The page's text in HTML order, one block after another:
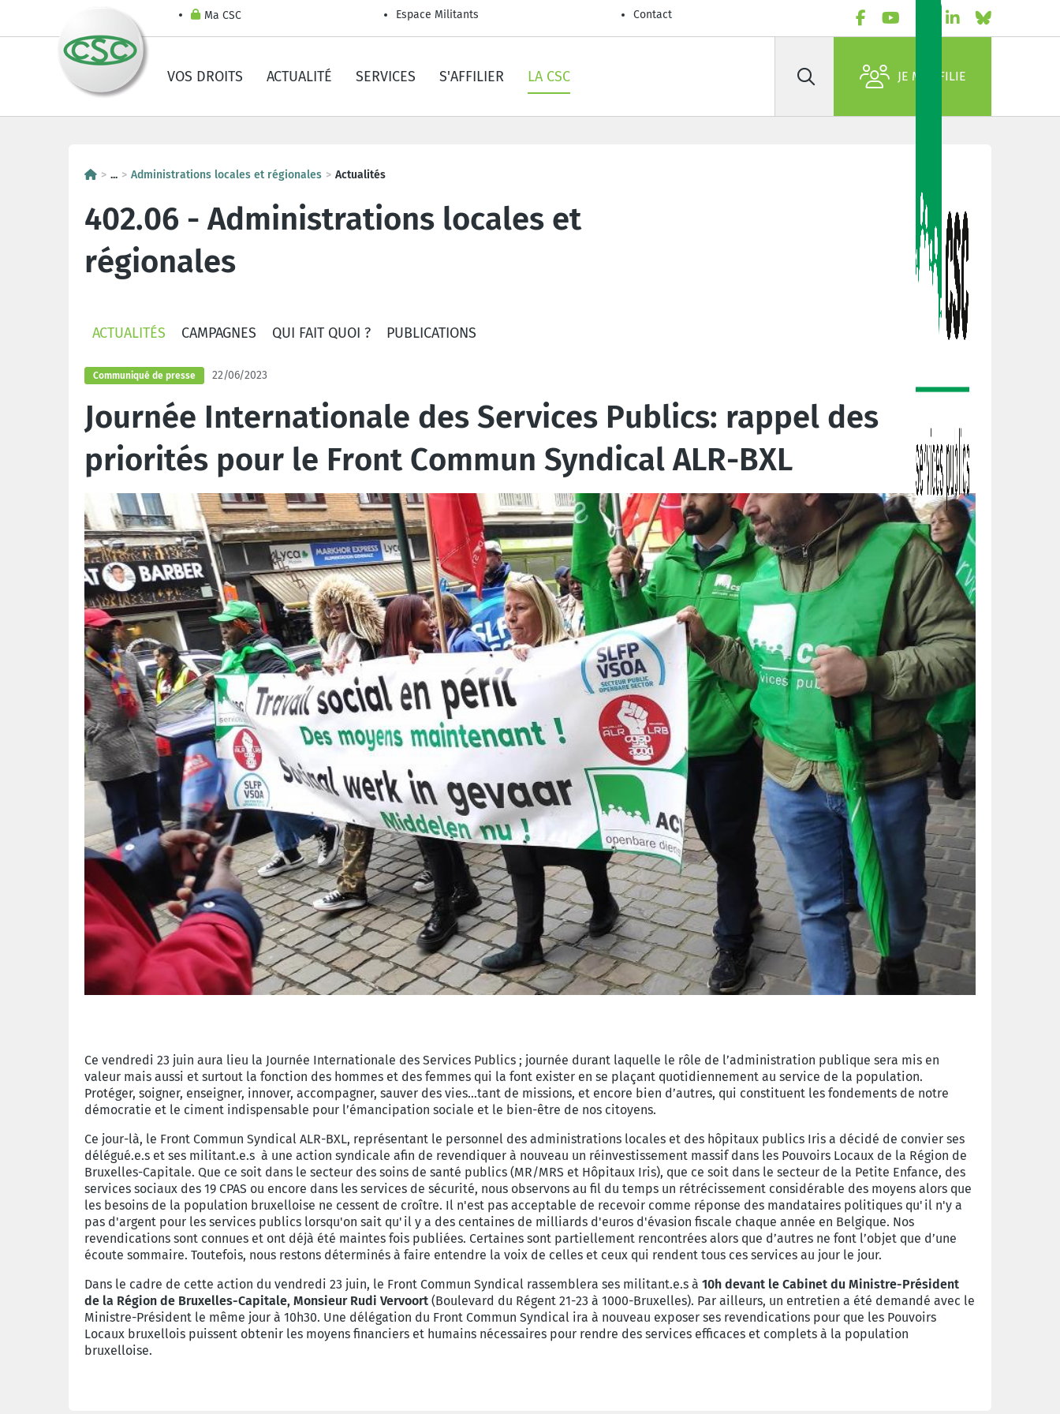
Ma CSC Espace Militants Contact
VOS DROITS ACTUALITÉ SERVICES S'AFFILIER LA CSC Rechercher JE M'AFFILIE
... Administrations locales et régionales Actualités
402.06 - Administrations locales et
régionales
ACTUALITÉS CAMPAGNES QUI FAIT QUOI ? PUBLICATIONS
Communiqué de presse 22/06/2023
Journée Internationale des Services Publics: rappel des
priorités pour le Front Commun Syndical ALR-BXL
Ce vendredi 23 juin aura lieu la Journée Internationale des Services Publics ; journée durant laquelle le rôle de l’administration publique sera mis en
valeur mais aussi et surtout la fonction des hommes et des femmes qui la font exister en se plaçant quotidiennement au service de la population.
Protéger, soigner, enseigner, innover, accompagner, sauver des vies…tant de missions, et encore bien d’autres, qui constituent les fondements de notre
démocratie et le ciment indispensable pour l’émancipation sociale et le bien-être de nos citoyens.
Ce jour-là, le Front Commun Syndical ALR-BXL, représentant le personnel des administrations locales et des hôpitaux publics Iris a décidé de convier ses
délégué.e.s et ses militant.e.s à une action syndicale afin de revendiquer à nouveau un réinvestissement massif dans les Pouvoirs Locaux de la Région de
Bruxelles-Capitale. Que ce soit dans le secteur des soins de santé publics (MR/MRS et Hôpitaux Iris), que ce soit dans le secteur de la Petite Enfance, des
services sociaux des 19 CPAS ou encore dans les services de sécurité, nous observons au fil du temps un rétrécissement considérable des moyens alors que
les besoins de la population bruxelloise ne cessent de croître. Il n'est pas acceptable de recevoir comme réponse des mandataires politiques qu'il n'y a
pas d'argent pour les services publics lorsqu'on sait qu'il y a des centaines de milliards d'euros d'évasion fiscale chaque année en Belgique. Nos
revendications sont connues et ont déjà été maintes fois publiées. Certaines sont partiellement rencontrées alors que d’autres ne font l’objet que d’une
écoute sommaire. Toutefois, nous restons déterminés à faire entendre la voix de celles et ceux qui rendent tous ces services au jour le jour.
Dans le cadre de cette action du vendredi 23 juin, le Front Commun Syndical rassemblera ses militant.e.s à 10h devant le Cabinet du Ministre-Président
de la Région de Bruxelles-Capitale, Monsieur Rudi Vervoort (Boulevard du Régent 21-23 à 1000-Bruxelles). Par ailleurs, un entretien a été demandé avec le
Ministre-Président le même jour à 10h30. Une délégation du Front Commun Syndical ira à nouveau exposer ses revendications pour que les Pouvoirs
Locaux bruxellois puissent obtenir les moyens financiers et humains nécessaires pour rendre des services efficaces et complets à la population
bruxelloise.